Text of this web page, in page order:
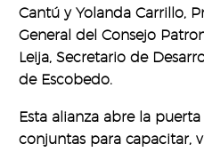
Cantú y Yolanda Carrillo,
General del Consejo
Leija, Secretario de
de Escobedo.
Esta alianza abre la
conjuntas para capacitar,